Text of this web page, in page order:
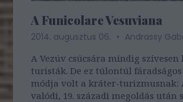
A Funicolare Vesuviana
2014. augusztus 06.
Andrassy
A Vezúv csúcsára mindig
turisták. De ez túlontúl fáradságos
módja volt a kráter-turizmusnak: A nép egy
valódi, 19. századi megoldás után